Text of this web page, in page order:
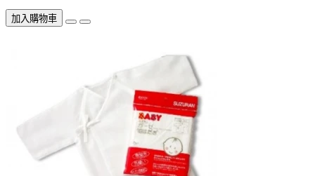
加入購物車